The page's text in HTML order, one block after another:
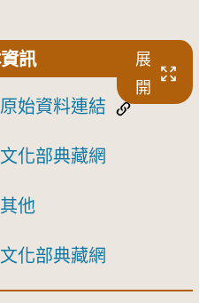
訊
展
開
原始資料連結
文化部典藏網
其他
文化部典藏網